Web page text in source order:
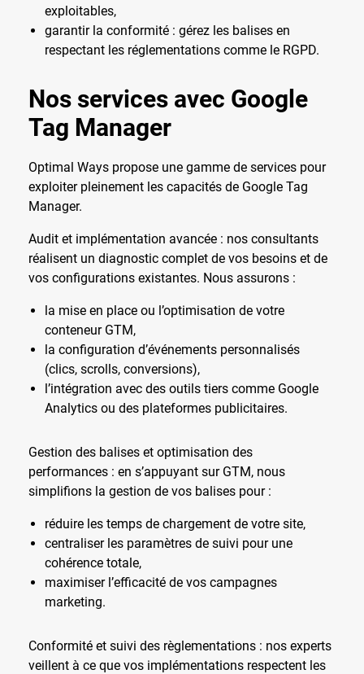
exploitables,
garantir la conformité : gérez les balises en
respectant les réglementations comme le RGPD.
Nos services avec Google
Tag Manager
Optimal Ways propose une gamme de services pour
exploiter pleinement les capacités de Google Tag
Manager.
Audit et implémentation avancée : nos consultants
réalisent un diagnostic complet de vos besoins et de
vos configurations existantes. Nous assurons :
la mise en place ou l’optimisation de votre
conteneur GTM,
la configuration d’événements personnalisés
(clics, scrolls, conversions),
l’intégration avec des outils tiers comme Google
Analytics ou des plateformes publicitaires.
Gestion des balises et optimisation des
performances : en s’appuyant sur GTM, nous
simplifions la gestion de vos balises pour :
réduire les temps de chargement de votre site,
centraliser les paramètres de suivi pour une
cohérence totale,
maximiser l’efficacité de vos campagnes
marketing.
Conformité et suivi des règlementations : nos experts
veillent à ce que vos implémentations respectent les